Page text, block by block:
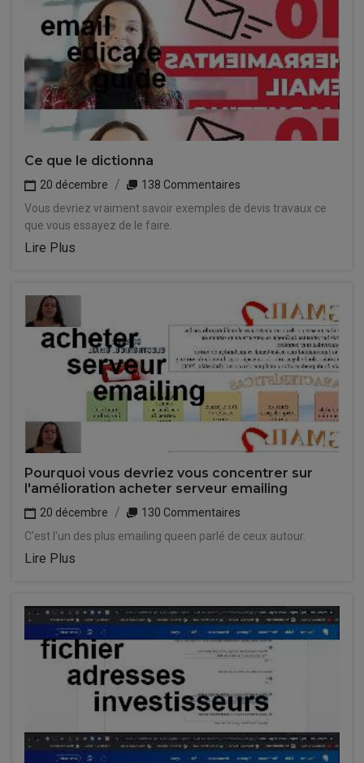
Ce que le dictionna
20 décembre
138 Commentaires
Vous devriez vraiment savoir exemples de devis travaux ce
que vous essayez de le faire.
Lire Plus
Pourquoi vous devriez vous concentrer sur
l'amélioration acheter serveur emailing
20 décembre
130 Commentaires
C'est l'un des plus emailing queen parlé de ceux autour.
Lire Plus